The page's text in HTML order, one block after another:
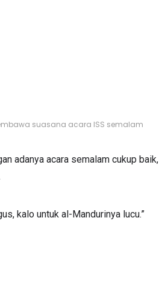
suasana acara ISS semalam
adanya acara semalam cukup baik,
kalo untuk al-Mandurinya lucu.”